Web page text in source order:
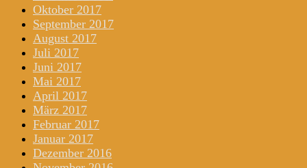
Oktober 2017
September 2017
August 2017
Juli 2017
Juni 2017
Mai 2017
April 2017
März 2017
Februar 2017
Januar 2017
Dezember 2016